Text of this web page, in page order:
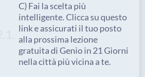
C) Fai la scelta più
intelligente. Clicca su questo
link e assicurati il tuo posto
alla prossima lezione
gratuita di Genio in 21 Giorni
nella città più vicina a te.